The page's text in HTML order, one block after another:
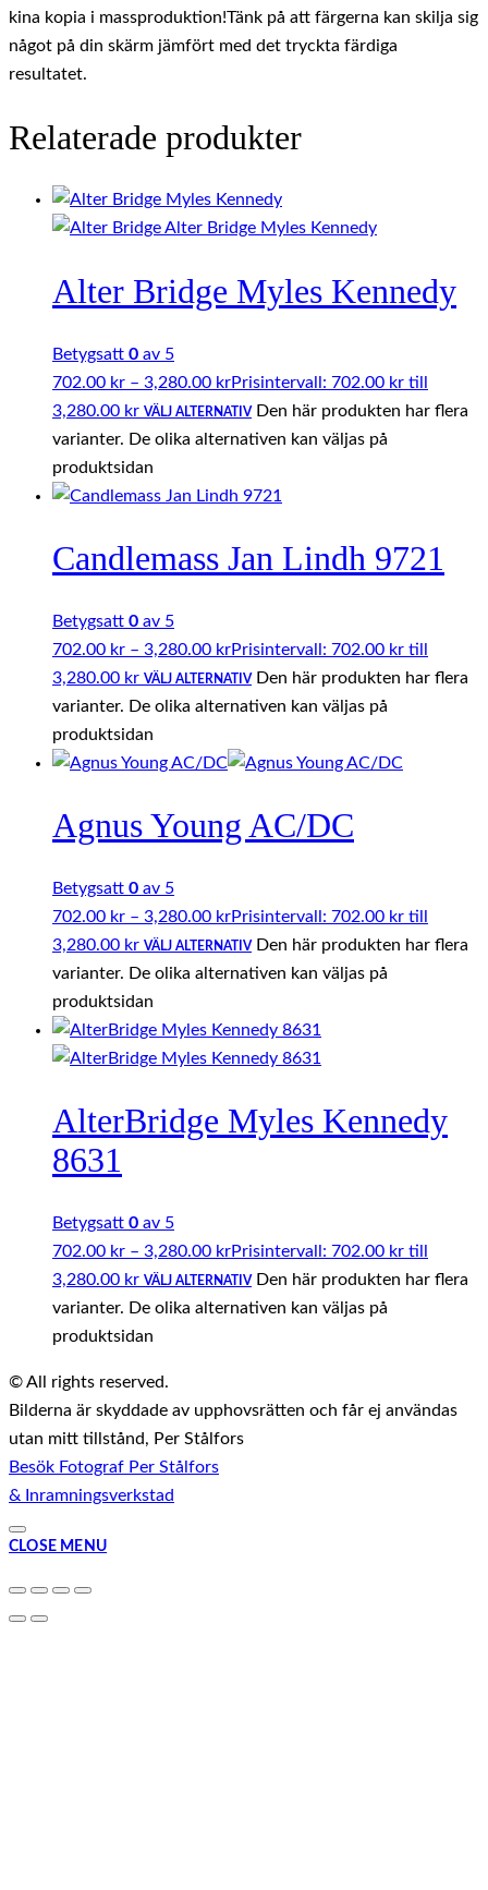
kina kopia i massproduktion!Tänk på att färgerna kan skilja sig
något på din skärm jämfört med det tryckta färdiga
resultatet.
Relaterade produkter
Alter Bridge Myles Kennedy
Betygsatt 0 av 5
702.00 kr – 3,280.00 krPrisintervall: 702.00 kr till
3,280.00 kr VÄLJ ALTERNATIV Den här produkten har flera
varianter. De olika alternativen kan väljas på
produktsidan
Candlemass Jan Lindh 9721
Betygsatt 0 av 5
702.00 kr – 3,280.00 krPrisintervall: 702.00 kr till
3,280.00 kr VÄLJ ALTERNATIV Den här produkten har flera
varianter. De olika alternativen kan väljas på
produktsidan
Agnus Young AC/DC
Betygsatt 0 av 5
702.00 kr – 3,280.00 krPrisintervall: 702.00 kr till
3,280.00 kr VÄLJ ALTERNATIV Den här produkten har flera
varianter. De olika alternativen kan väljas på
produktsidan
AlterBridge Myles Kennedy
8631
Betygsatt 0 av 5
702.00 kr – 3,280.00 krPrisintervall: 702.00 kr till
3,280.00 kr VÄLJ ALTERNATIV Den här produkten har flera
varianter. De olika alternativen kan väljas på
produktsidan
© All rights reserved.
Bilderna är skyddade av upphovsrätten och får ej användas
utan mitt tillstånd, Per Stålfors
Besök Fotograf Per Stålfors
& Inramningsverkstad
CLOSE MENU